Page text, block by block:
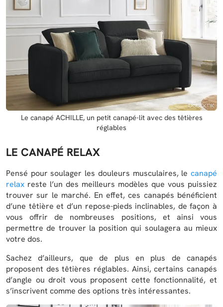
Le canapé ACHILLE, un petit canapé-lit avec des têtières
réglables
LE CANAPÉ RELAX
Pensé pour soulager les douleurs musculaires, le canapé
relax reste l’un des meilleurs modèles que vous puissiez
trouver sur le marché. En effet, ces canapés bénéficient
d’une têtière et d’un repose-pieds inclinables, de façon à
vous offrir de nombreuses positions, et ainsi vous
permettre de trouver la position qui soulagera au mieux
votre dos.
Sachez d’ailleurs, que de plus en plus de canapés
proposent des têtières réglables. Ainsi, certains canapés
d’angle ou droit vous proposent cette fonctionnalité, et
s’inscrivent comme des options très intéressantes.